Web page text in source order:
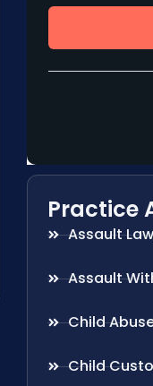
Practice
Assault
Assault
Child
Child